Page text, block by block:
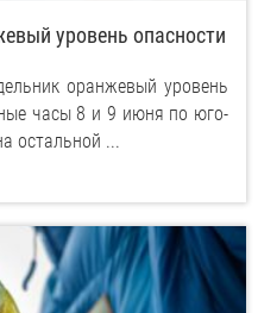
уровень опасности
оранжевый уровень
часы 8 и 9 июня по юго-
остальной ...